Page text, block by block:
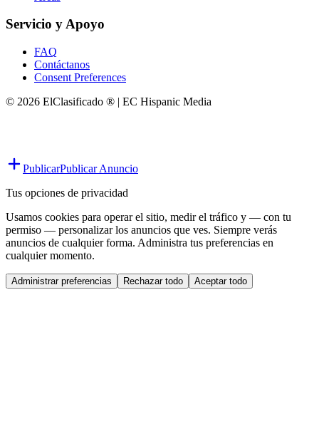
Servicio y Apoyo
FAQ
Contáctanos
Consent Preferences
© 2026 ElClasificado ® | EC Hispanic Media
PublicarPublicar Anuncio
Tus opciones de privacidad
Usamos cookies para operar el sitio, medir el tráfico y — con tu
permiso — personalizar los anuncios que ves. Siempre verás
anuncios de cualquier forma. Administra tus preferencias en
cualquier momento.
Administrar preferencias Rechazar todo Aceptar todo